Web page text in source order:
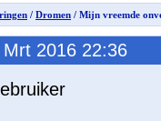
/ Dromen / Mijn vreemde
2016 22:36